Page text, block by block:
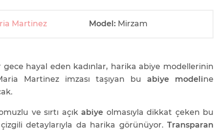
Martinez Model: Mirzam
gece hayal eden kadınlar, harika abiye modellerinin
Martinez imzası taşıyan bu abiye modeline
ve sırtı açıkabiye olmasıyla dikkat çeken bu
detaylarıyla da harika görünüyor.Transparan